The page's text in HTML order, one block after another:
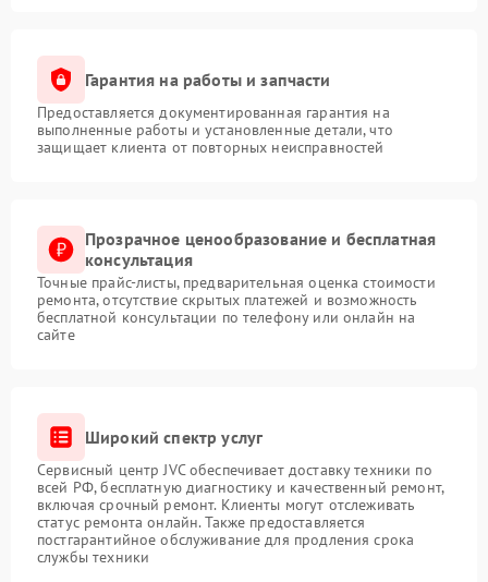
Гарантия на работы и запчасти
Предоставляется документированная гарантия на
выполненные работы и установленные детали, что
защищает клиента от повторных неисправностей
Прозрачное ценообразование и бесплатная
консультация
Точные прайс-листы, предварительная оценка стоимости
ремонта, отсутствие скрытых платежей и возможность
бесплатной консультации по телефону или онлайн на
сайте
Широкий спектр услуг
Сервисный центр JVC обеспечивает доставку техники по
всей РФ, бесплатную диагностику и качественный ремонт,
включая срочный ремонт. Клиенты могут отслеживать
статус ремонта онлайн. Также предоставляется
постгарантийное обслуживание для продления срока
службы техники